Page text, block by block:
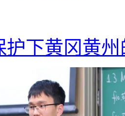
护下黄冈黄